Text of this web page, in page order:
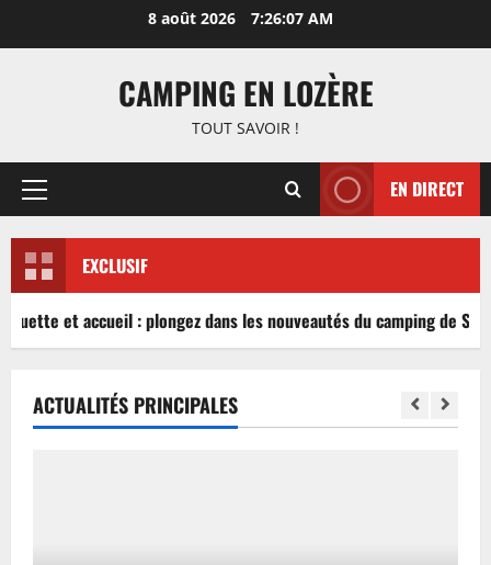
8 août 2026 7:26:07 AM
CAMPING EN LOZÈRE
TOUT SAVOIR !
Menu
EN DIRECT
EXCLUSIF
et accueil : plongez dans les nouveautés du camping de
ACTUALITÉS PRINCIPALES